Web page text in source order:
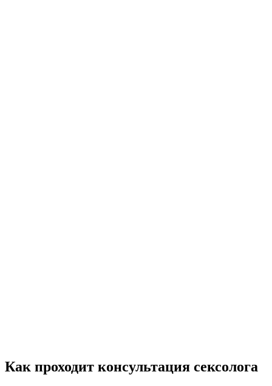
Оставьте заявку, и мы Вам перезвоним
Как проходит консультация сексолога